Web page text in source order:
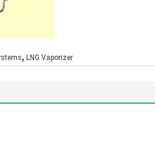
, LNG Vaporizer